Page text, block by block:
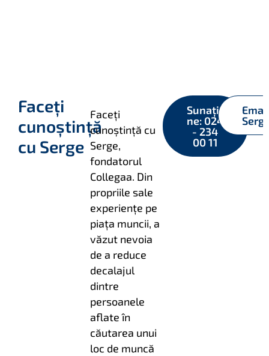
Faceți
cunoștință
cu Serge
Faceți
cunoștință cu
Serge,
fondatorul
Collegaa. Din
propriile sale
experiențe pe
piața muncii, a
văzut nevoia
de a reduce
decalajul
dintre
persoanele
aflate în
căutarea unui
loc de muncă
Sunați-
ne: 024
- 234
00 11